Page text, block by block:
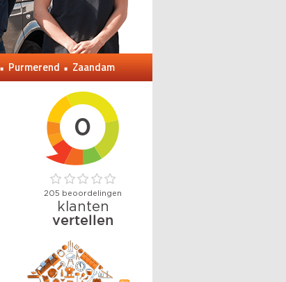
Purmerend Zaandam